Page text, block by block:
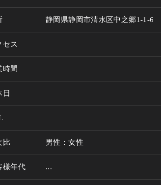
静岡県静岡市清水区中之郷1-1-6
セス
時間
日
比 男性：女性
様年代 ...